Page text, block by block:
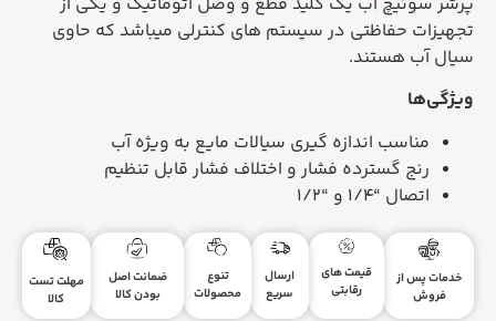
تجهیزات حفاظتی در سیستم های کنترلی میباشد که حاوی
سیال آب هستند.
ویژگی‌ها
مناسب اندازه گیری سیالات مایع به ویژه آب
رنج گسترده فشار و اختلاف فشار قابل تنظیم
اتصال “1/4 و “1/2
خدمات پس از
فروش
قیمت های
رقابتی
ارسال
سریع
تنوع
محصولات
ضمانت اصل
بودن کالا
مهلت تست
کالا